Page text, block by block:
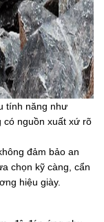
tính năng như
nguồn xuất xứ rõ
đảm bảo an
chọn kỹ càng, cẩn
hiệu giày.